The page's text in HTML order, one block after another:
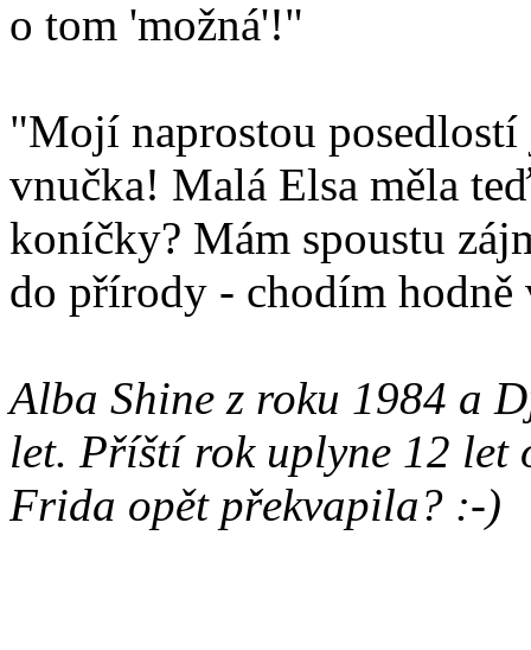
o tom 'možná'!"
"Mojí naprostou
vnučka! Malá Elsa měla
koníčky? Mám spoustu
do přírody - chodím hodně
Alba Shine z roku 1984 a
let. Příští rok uplyne 12 let
Frida opět překvapila? :-)